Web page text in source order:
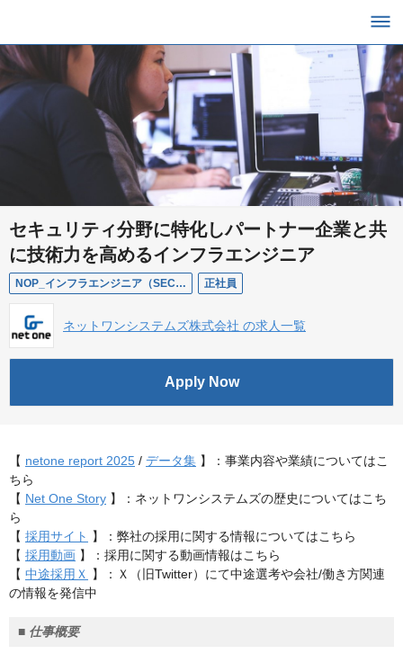
セキュリティ分野に特化しパートナー企業と共
に技術力を高めるインフラエンジニア
NOP_インフラエンジニア（SEC製品担当）【東京】 正社員
ネットワンシステムズ株式会社 の求人一覧
Apply Now
【 netone report 2025 / データ集 】：事業内容や業績についてはこ
ちら
【 Net One Story 】：ネットワンシステムズの歴史についてはこち
ら
【 採用サイト 】：弊社の採用に関する情報についてはこちら
【 採用動画 】：採用に関する動画情報はこちら
【 中途採用Ｘ 】：Ｘ（旧Twitter）にて中途選考や会社/働き方関連
の情報を発信中
■ 仕事概要